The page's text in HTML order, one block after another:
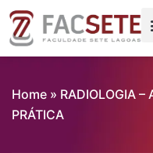
para
Home » RADIOLOGIA –
PRÁTICA